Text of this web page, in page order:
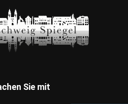
Sie mit